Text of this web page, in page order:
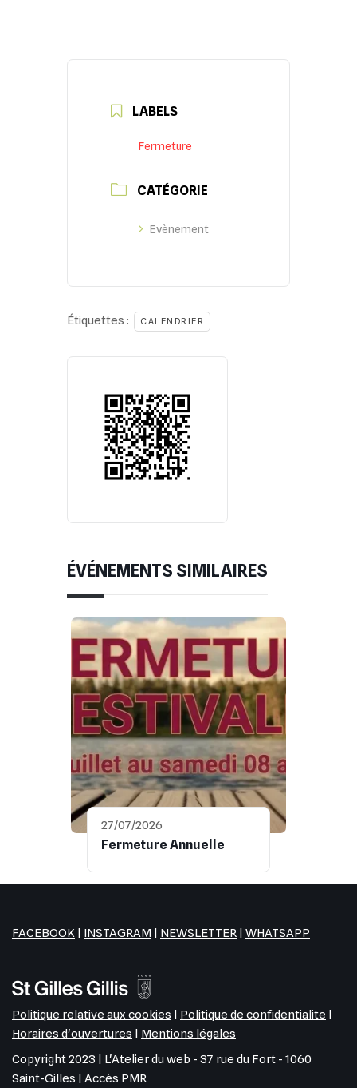
LABELS
Fermeture
CATÉGORIE
Evènement
Étiquettes : CALENDRIER
ÉVÉNEMENTS SIMILAIRES
27/07/2026
Fermeture Annuelle
FACEBOOK | INSTAGRAM | NEWSLETTER | WHATSAPP
Politique relative aux cookies Politique de confidentialite
Horaires d'ouvertures
Mentions légales
Copyright 2023 | L'Atelier du web - 37 rue du Fort - 1060
Saint-Gilles | Accès PMR